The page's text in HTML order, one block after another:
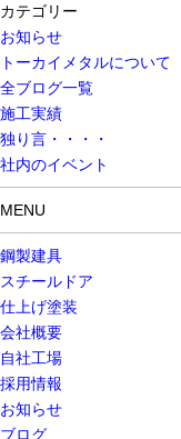
カテゴリー
お知らせ
トーカイメタルについて
全ブログ一覧
施工実績
独り言・・・・
社内のイベント
MENU
鋼製建具
スチールドア
仕上げ塗装
会社概要
自社工場
採用情報
お知らせ
ブログ